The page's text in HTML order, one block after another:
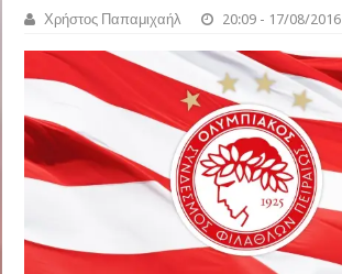
Χρήστος Παπαμιχαήλ 20:09 - 17/08/2016